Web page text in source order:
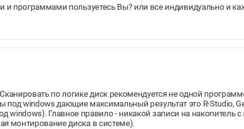
и программами пользуетесь Вы? или все индивидуально и
по логике диск рекомендуется не одной
windows дающие максимальный результат это R-Studio,
windows). Главное правило - никакой записи на накопитель с
монтирование диска в системе).